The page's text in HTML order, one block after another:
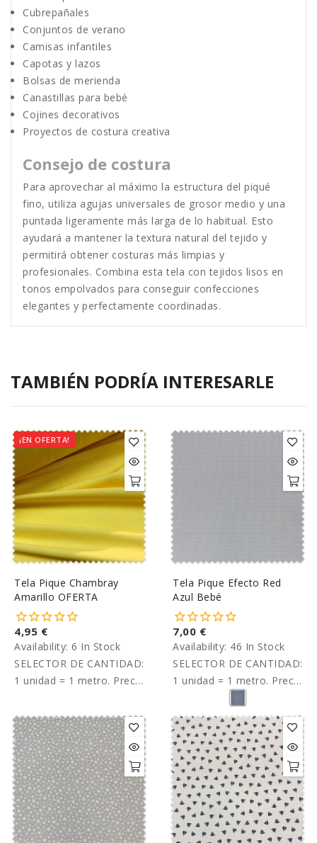
Cubrepañales
Conjuntos de verano
Camisas infantiles
Capotas y lazos
Bolsas de merienda
Canastillas para bebé
Cojines decorativos
Proyectos de costura creativa
Consejo de costura
Para aprovechar al máximo la estructura del piqué
fino, utiliza agujas universales de grosor medio y una
puntada ligeramente más larga de lo habitual. Esto
ayudará a mantener la textura natural del tejido y
permitirá obtener costuras más limpias y
profesionales. Combina esta tela con tejidos lisos en
tonos empolvados para conseguir confecciones
elegantes y perfectamente coordinadas.
TAMBIÉN PODRÍA INTERESARLE
¡EN OFERTA!
Tela Pique Chambray
Amarillo OFERTA
4,95 €
Availability: 6 In Stock
SELECTOR DE CANTIDAD:
1 unidad = 1 metro. Precio
Tela Pique Efecto Red
Azul Bebé
7,00 €
Availability: 46 In Stock
SELECTOR DE CANTIDAD:
1 unidad = 1 metro. Precio